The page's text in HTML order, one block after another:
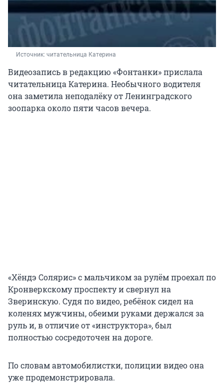
Источник: читательница Катерина
Видеозапись в редакцию «Фонтанки» прислала
читательница Катерина. Необычного водителя
она заметила неподалёку от Ленинградского
зоопарка около пяти часов вечера.
«Хёндэ Солярис» с мальчиком за рулём проехал по
Кронверкскому проспекту и свернул на
Зверинскую. Судя по видео, ребёнок сидел на
коленях мужчины, обеими руками держался за
руль и, в отличие от «инструктора», был
полностью сосредоточен на дороге.
По словам автомобилистки, полиции видео она
уже продемонстрировала.